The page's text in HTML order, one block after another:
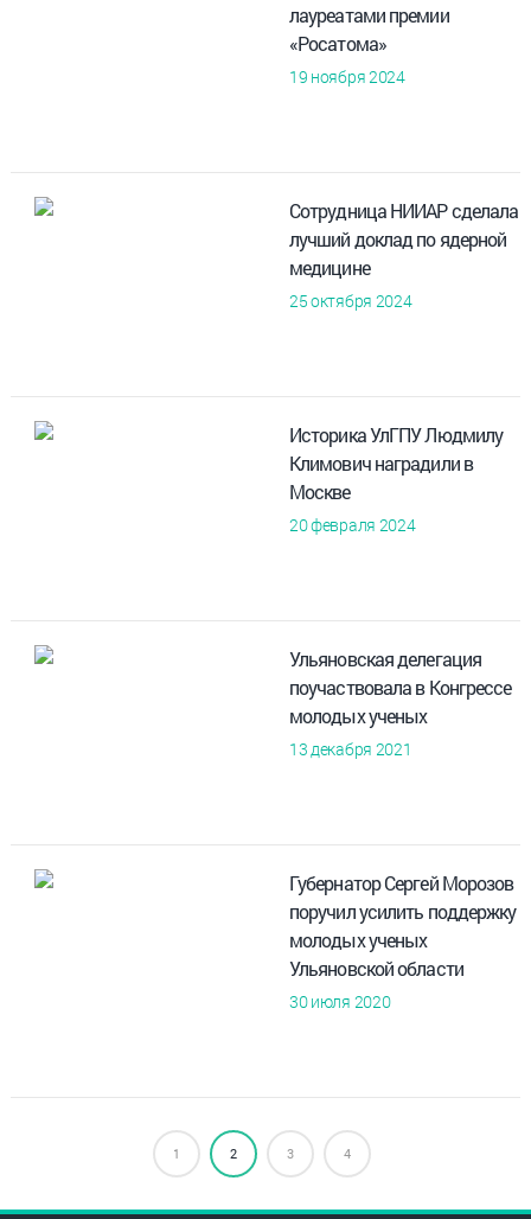
лауреатами премии
«Росатома»
19 ноября 2024
Сотрудница НИИАР сделала
лучший доклад по ядерной
медицине
25 октября 2024
Историка УлГПУ Людмилу
Климович наградили в
Москве
20 февраля 2024
Ульяновская делегация
поучаствовала в Конгрессе
молодых ученых
13 декабря 2021
Губернатор Сергей Морозов
поручил усилить поддержку
молодых ученых
Ульяновской области
30 июля 2020
1 2 3 4